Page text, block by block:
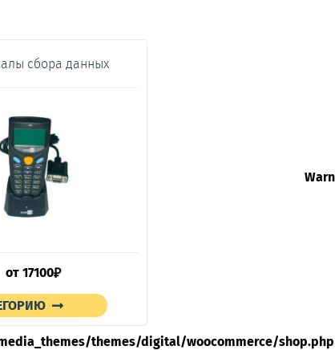
сбора данных
от 17100₽
themes/digital/woocommerce/shop.php